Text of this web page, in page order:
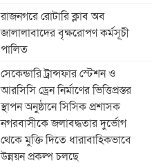
রাজনগরে রোটারি ক্লাব অব
জালালাবাদের বৃক্ষরোপণ কর্মসূচী
পালিত
সেকেন্ডারি ট্রান্সফার স্টেশন ও
আরসিসি ড্রেন নির্মাণের ভিত্তিপ্রস্তর
স্থাপন অনুষ্ঠানে সিসিক প্রশাসক
নগরবাসীকে জলাবদ্ধতার দুর্ভোগ
থেকে মুক্তি দিতে ধারাবাহিকভাবে
উন্নয়ন প্রকল্প চলছে